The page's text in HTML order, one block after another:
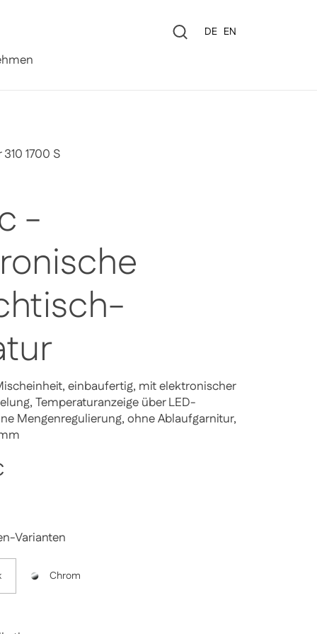
Sprache
DE EN
-
einbaufertig, mit elektronischer
Temperaturanzeige über LED-
Mengenregulierung, ohne Ablaufgarnitur,
1700 S
Varianten
Chrom